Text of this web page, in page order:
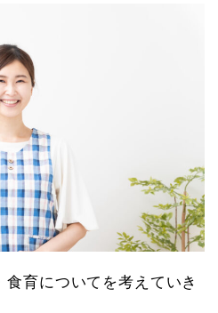
育についてを考えていき